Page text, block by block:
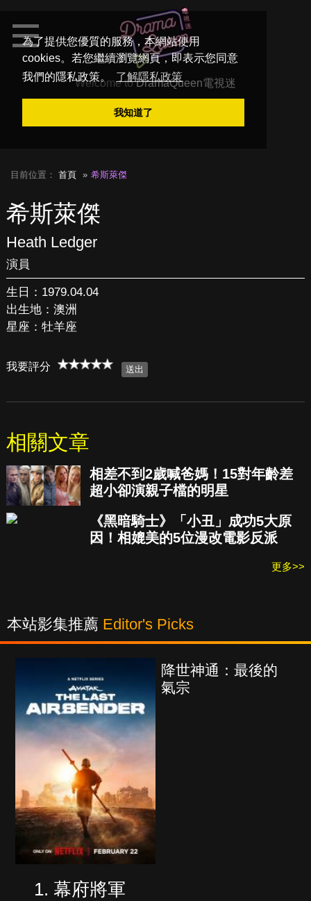
為了提供您優質的服務，本網站使用
cookies。若您繼續瀏覽網頁，即表示您同意
我們的隱私政策。
了解隱私政策
我知道了
Welcome toDramaQueen電視迷
目前位置： 首頁 希斯萊傑
希斯萊傑
Heath Ledger
演員
生日：1979.04.04
出生地：澳洲
星座：牡羊座
我要評分
相關文章
相差不到2歲喊爸媽！15對年齡差
超小卻演親子檔的明星
《黑暗騎士》「小丑」成功5大原
因！相媲美的5位漫改電影反派
更多>>
本站影集推薦 Editor's Picks
降世神通：最後的
氣宗
幕府將軍